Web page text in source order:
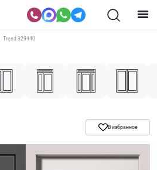
Trend 329440
В избранное